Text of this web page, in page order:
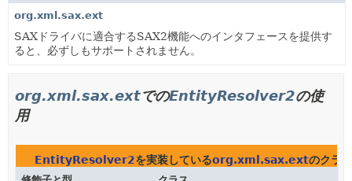
新規
非推奨
索引
org.xml.sax.ext
SAXドライバに適合するSAX2機能へのインタフェースを提供す
ると、必ずしもサポートされません。
org.xml.sax.extでのEntityResolver2の使
用
EntityResolver2を実装しているorg.xml.sax.extのクラス